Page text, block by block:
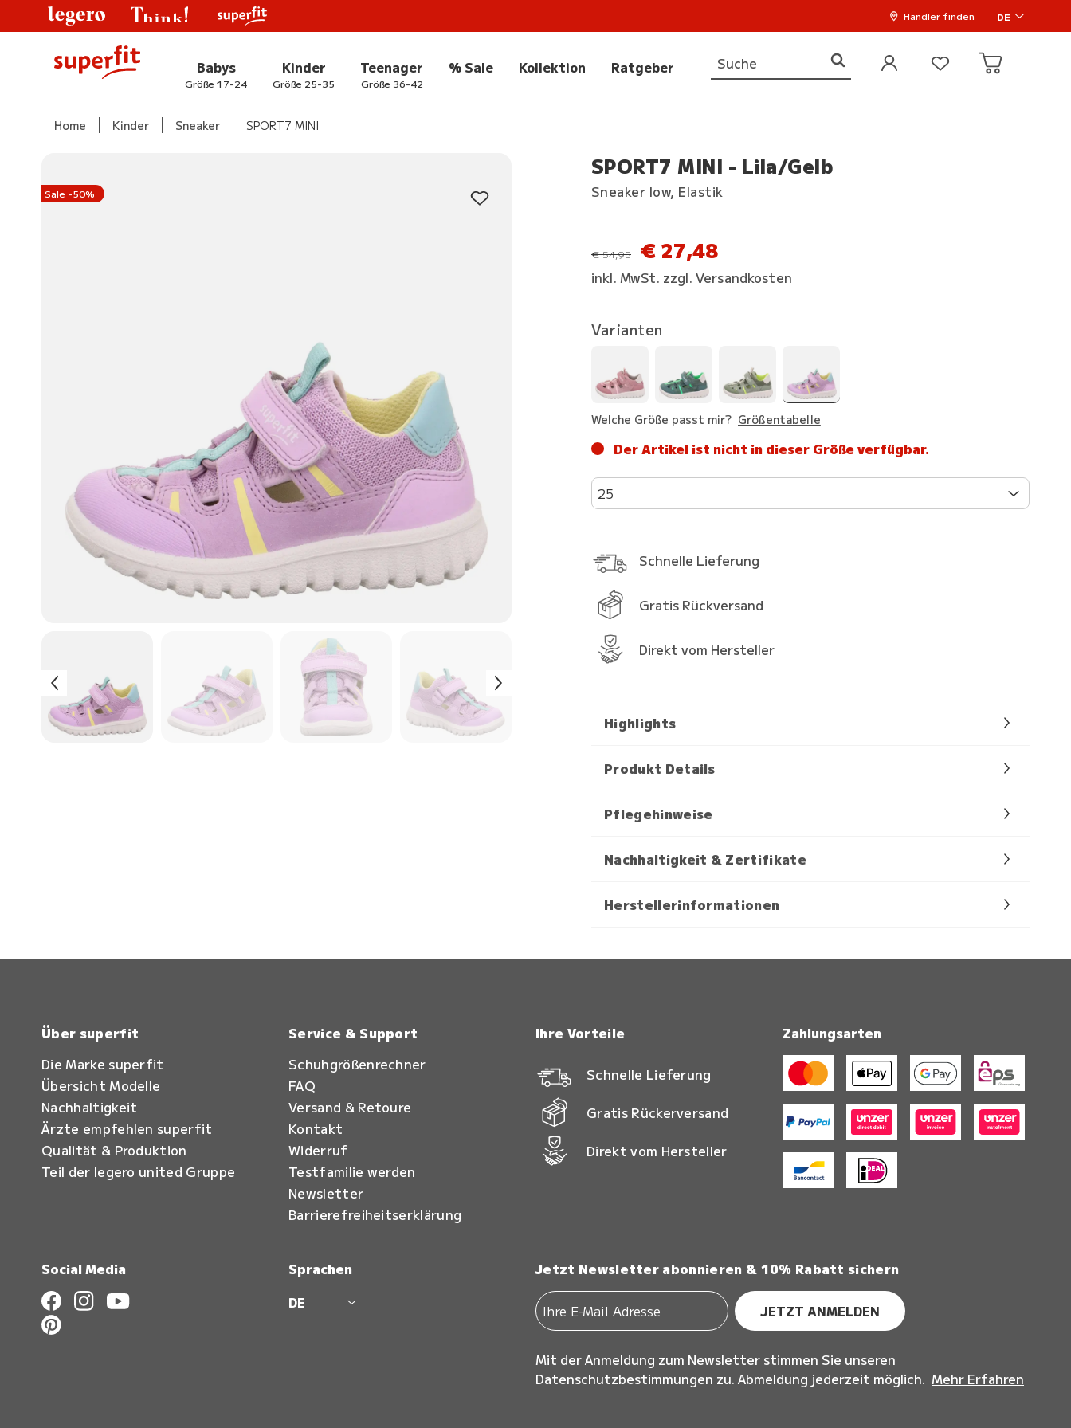
Händler finden DE
Babys
Größe 17-24
Kinder
Größe 25-35
Teenager
Größe 36-42
% Sale Kollektion Ratgeber
Home Kinder Sneaker SPORT7 MINI
Sale -50%
SPORT7 MINI - Lila/Gelb
Sneaker low, Elastik
statt
€ 54,95 € 27,48
inkl. MwSt. zzgl. Versandkosten
Varianten
Welche Größe passt mir? Größentabelle
Der Artikel ist nicht in dieser Größe verfügbar.
25
Schnelle Lieferung
Gratis Rückversand
Direkt vom Hersteller
Highlights
Produkt Details
Pflegehinweise
Nachhaltigkeit & Zertifikate
Herstellerinformationen
Über superfit
Die Marke superfit
Übersicht Modelle
Nachhaltigkeit
Ärzte empfehlen superfit
Qualität & Produktion
Teil der legero united Gruppe
Service & Support
Schuhgrößenrechner
FAQ
Versand & Retoure
Kontakt
Widerruf
Testfamilie werden
Newsletter
Barrierefreiheitserklärung
Ihre Vorteile
Schnelle Lieferung
Gratis Rückerversand
Direkt vom Hersteller
Zahlungsarten
Social Media
Sprachen
DE
Jetzt Newsletter abonnieren & 10% Rabatt sichern
JETZT ANMELDEN
Mit der Anmeldung zum Newsletter stimmen Sie unseren
Datenschutzbestimmungen zu. Abmeldung jederzeit möglich. Mehr Erfahren